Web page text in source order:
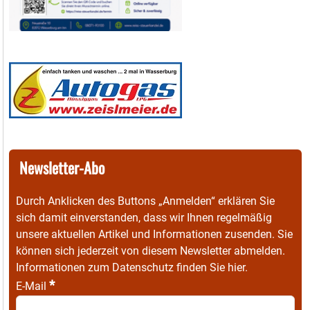
Newsletter-Abo
Durch Anklicken des Buttons „Anmelden“ erklären Sie
sich damit einverstanden, dass wir Ihnen regelmäßig
unsere aktuellen Artikel und Informationen zusenden. Sie
können sich jederzeit von diesem Newsletter abmelden.
Informationen zum Datenschutz finden Sie hier.
E-Mail *